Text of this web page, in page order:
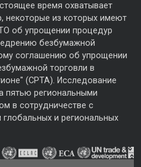
время охватывает
некоторые из которых имеют
об упрощении процедур
безбумажной
соглашению об упрощении
торговли в
(CPTA). Исследование
пятью региональными
в сотрудничестве с
и региональных